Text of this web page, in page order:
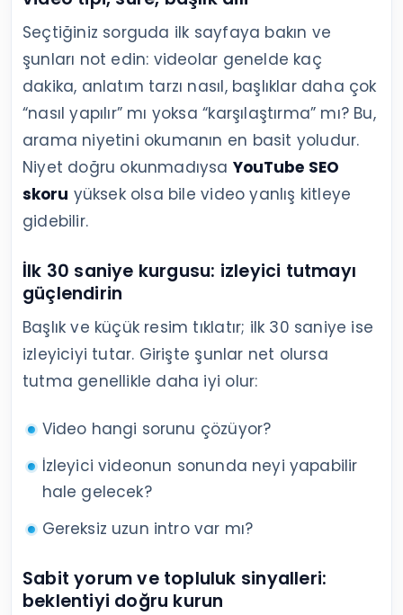
Seçtiğiniz sorguda ilk sayfaya bakın ve
şunları not edin: videolar genelde kaç
dakika, anlatım tarzı nasıl, başlıklar daha çok
“nasıl yapılır” mı yoksa “karşılaştırma” mı? Bu,
arama niyetini okumanın en basit yoludur.
Niyet doğru okunmadıysa YouTube SEO
skoru yüksek olsa bile video yanlış kitleye
gidebilir.
İlk 30 saniye kurgusu: izleyici tutmayı
güçlendirin
Başlık ve küçük resim tıklatır; ilk 30 saniye ise
izleyiciyi tutar. Girişte şunlar net olursa
tutma genellikle daha iyi olur:
Video hangi sorunu çözüyor?
İzleyici videonun sonunda neyi yapabilir
hale gelecek?
Gereksiz uzun intro var mı?
Sabit yorum ve topluluk sinyalleri:
beklentiyi doğru kurun